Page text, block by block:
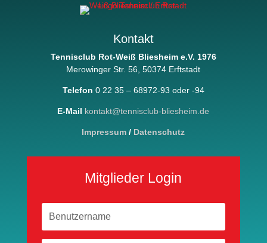
Kontakt
Tennisclub Rot-Weiß Bliesheim e.V. 1976
Merowinger Str. 56, 50374 Erftstadt
Telefon 0 22 35 – 68972-93 oder -94
E-Mail kontakt@tennisclub-bliesheim.de
Impressum / Datenschutz
Mitglieder Login